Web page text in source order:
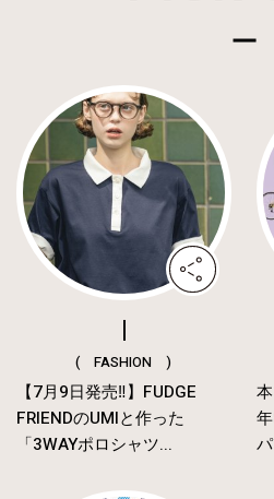
( FASHION )
【7月9日発売‼︎】FUDGE
FRIENDのUMIと作った
「3WAYポロシャツ...